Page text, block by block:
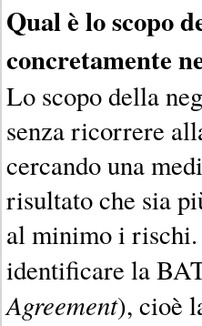
Qual è lo scopo
concretamente
Lo scopo della
senza ricorrere
cercando una
risultato che sia
al minimo i
identificare la
Agreement), cioè